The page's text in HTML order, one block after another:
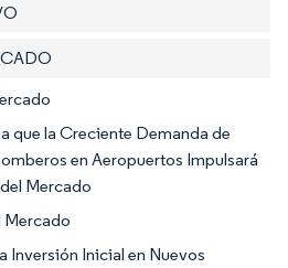
que la Creciente Demanda de
en Aeropuertos Impulsará
Mercado
Mercado
Inversión Inicial en Nuevos